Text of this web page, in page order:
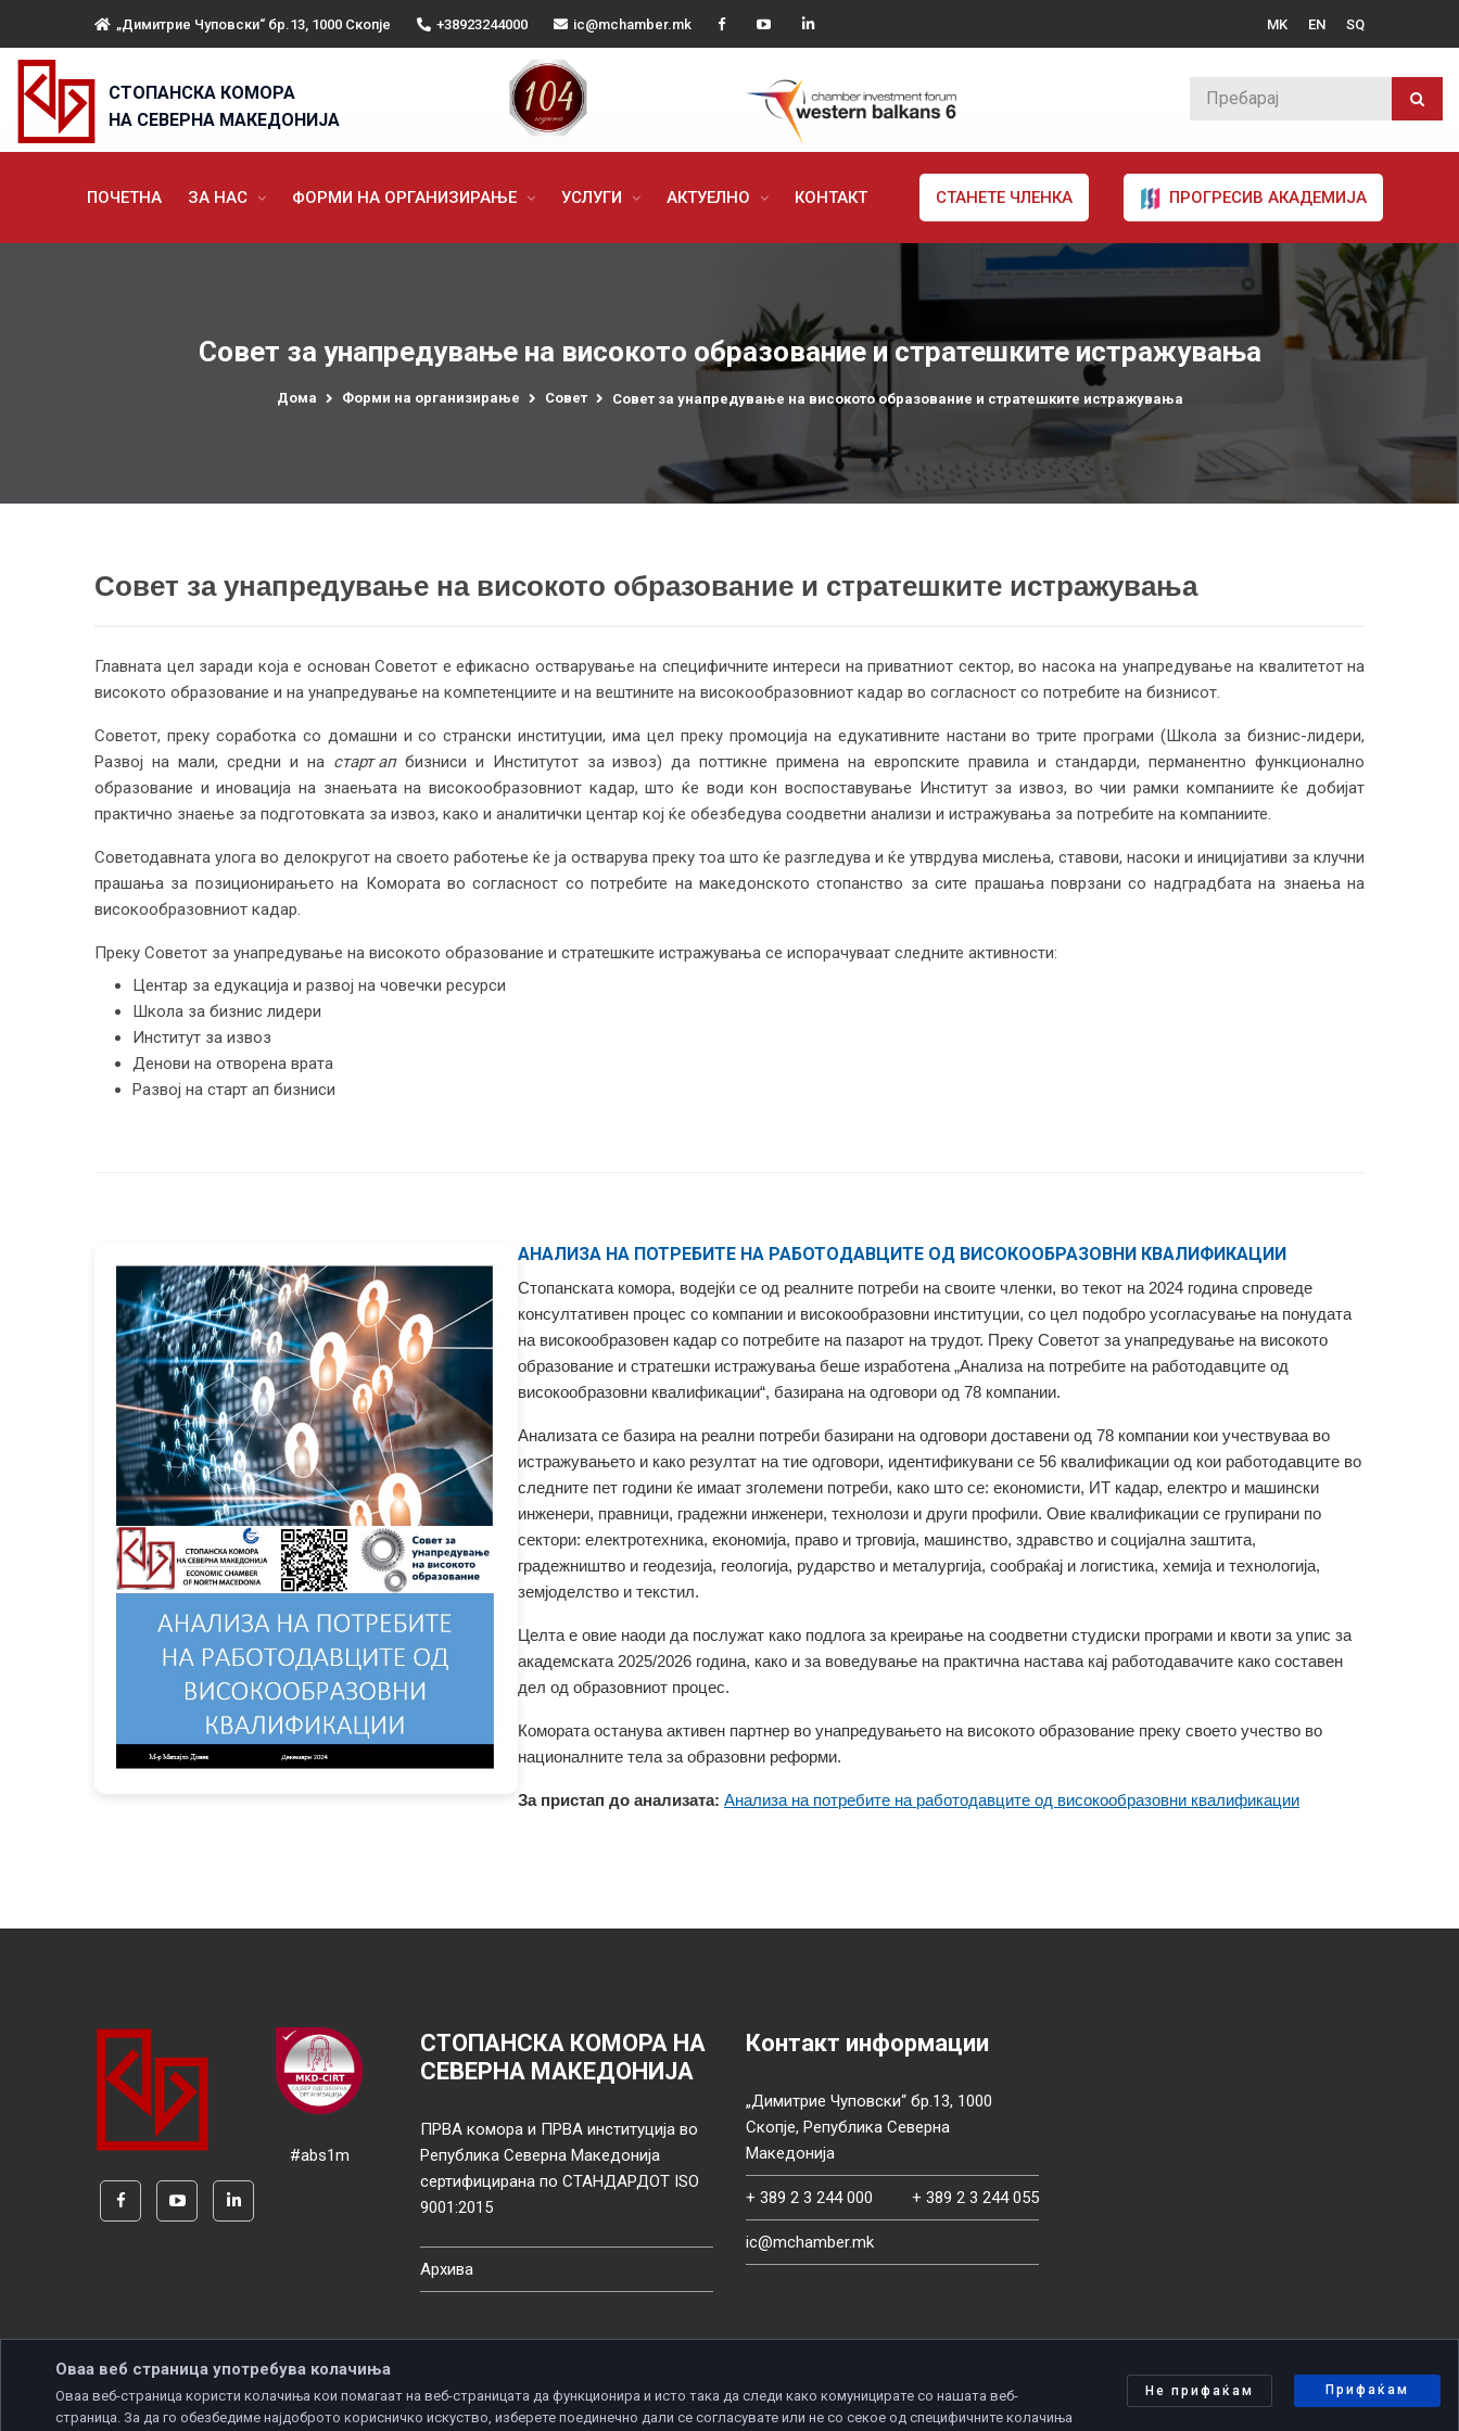
„Димитрие Чуповски“ бр.13, 1000 Скопје +38923244000 ic@mchamber.mk MK EN SQ
СТОПАНСКА КОМОРА
НА СЕВЕРНА МАКЕДОНИЈА
ПОЧЕТНА ЗА НАС ФОРМИ НА ОРГАНИЗИРАЊЕ УСЛУГИ АКТУЕЛНО КОНТАКТ СТАНЕТЕ ЧЛЕНКА ПРОГРЕСИВ АКАДЕМИЈА
Совет за унапредување на високото образование и стратешките истражувања
Дома Форми на организирање Совет Совет за унапредување на високото образование и стратешките истражувања
Совет за унапредување на високото образование и стратешките истражувања
Главната цел заради која е основан Советот е ефикасно остварување на специфичните интереси на приватниот сектор, во насока на унапредување на квалитетот на
високото образование и на унапредување на компетенциите и на вештините на високообразовниот кадар во согласност со потребите на бизнисот.
Советот, преку соработка со домашни и со странски институции, има цел преку промоција на едукативните настани во трите програми (Школа за бизнис-лидери,
Развој на мали, средни и на старт апбизниси и Институтот за извоз) да поттикне примена на европските правила и стандарди, перманентно функционално
образование и иновација на знаењата на високообразовниот кадар, што ќе води кон воспоставување Институт за извоз, во чии рамки компаниите ќе добијат
практично знаење за подготовката за извоз, како и аналитички центар кој ќе обезбедува соодветни анализи и истражувања за потребите на компаниите.
Советодавната улога во делокругот на своето работење ќе ја остварува преку тоа што ќе разгледува и ќе утврдува мислења, ставови, насоки и иницијативи за клучни
прашања за позиционирањето на Комората во согласност со потребите на македонското стопанство за сите прашања поврзани со надградбата на знаења на
високообразовниот кадар.
Преку Советот за унапредување на високото образование и стратешките истражувања се испорачуваат следните активности:
Центар за едукација и развој на човечки ресурси
Школа за бизнис лидери
Институт за извоз
Денови на отворена врата
Развој на старт ап бизниси
АНАЛИЗА НА ПОТРЕБИТЕ НА РАБОТОДАВЦИТЕ ОД ВИСОКООБРАЗОВНИ КВАЛИФИКАЦИИ
Стопанската комора, водејќи се од реалните потреби на своите членки, во текот на 2024 година спроведе
консултативен процес со компании и високообразовни институции, со цел подобро усогласување на понудата
на високообразовен кадар со потребите на пазарот на трудот. Преку Советот за унапредување на високото
образование и стратешки истражувања беше изработена „Анализа на потребите на работодавците од
високообразовни квалификации“, базирана на одговори од 78 компании.
Анализата се базира на реални потреби базирани на одговори доставени од 78 компании кои учествуваа во
истражувањето и како резултат на тие одговори, идентификувани се 56 квалификации од кои работодавците во
следните пет години ќе имаат зголемени потреби, како што се: економисти, ИТ кадар, електро и машински
инженери, правници, градежни инженери, технолози и други профили. Овие квалификации се групирани по
сектори: електротехника, економија, право и трговија, машинство, здравство и социјална заштита,
градежништво и геодезија, геологија, рударство и металургија, сообраќај и логистика, хемија и технологија,
земјоделство и текстил.
Целта е овие наоди да послужат како подлога за креирање на соодветни студиски програми и квоти за упис за
академската 2025/2026 година, како и за воведување на практична настава кај работодавачите како составен
дел од образовниот процес.
Комората останува активен партнер во унапредувањето на високото образование преку своето учество во
националните тела за образовни реформи.
За пристап до анализата: Анализа на потребите на работодавците од високообразовни квалификации
#abs1m
СТОПАНСКА КОМОРА НА
СЕВЕРНА МАКЕДОНИЈА
ПРВА комора и ПРВА институција во
Република Северна Македонија
сертифицирана по СТАНДАРДОТ ISO
9001:2015
Архива
Контакт информации
„Димитрие Чуповски“ бр.13, 1000
Скопје, Република Северна
Македонија
+ 389 2 3 244 000 + 389 2 3 244 055
ic@mchamber.mk
Оваа веб страница употребува колачиња
Оваа веб-страница користи колачиња кои помагаат на веб-страницата да функционира и исто така да следи како комуницирате со нашата веб-
страница. За да го обезбедиме најдоброто корисничко искуство, изберете поединечно дали се согласувате или не со секое од специфичните колачиња
Не прифаќам Прифаќам